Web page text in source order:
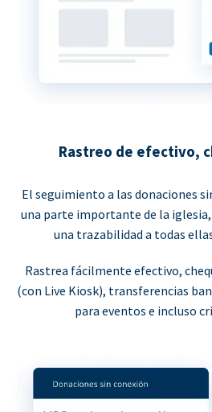
Rastreo de efectivo,
El seguimiento a las donaciones
una parte importante de la
una trazabilidad a todas
Rastrea fácilmente efectivo,
(con Live Kiosk), transferencias
para eventos e incluso